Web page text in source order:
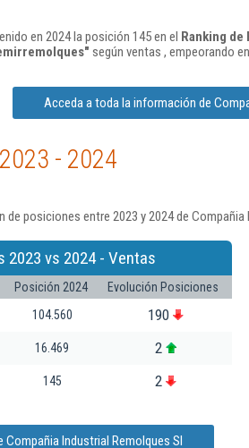
en 2024 la posición 145 en el Ranking
según ventas , empeorando
Acceda a toda la información de
- 2024
posiciones entre 2023 y 2024 de
2023 vs 2024 - Ventas
Posición 2024
Evolución Posiciones
104.560 190
16.469 2
145 2
Industrial Remolques Sl